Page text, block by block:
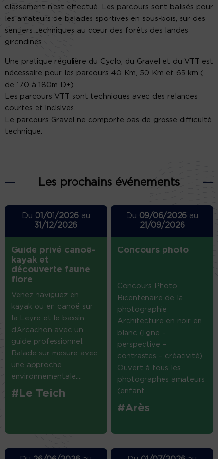
classement n’est effectué. Les parcours sont balisés pour
les amateurs de balades sportives en sous-bois, sur des
sentiers techniques au cœur des forêts des landes
girondines.
Une pratique régulière du Cyclo, du Gravel et du VTT est
nécessaire pour les parcours 40 Km, 50 Km et 65 km (
de 170 à 180m D+).
Les parcours VTT sont techniques avec des relances
courtes et incisives.
Le parcours Gravel ne comporte pas de grosse difficulté
technique.
Les prochains événements
Du 01/01/2026au
31/12/2026
Guide privé canoë-
kayak et
découverte faune
flore
Venez naviguez en
kayak ou en canoë sur
la Leyre et le bassin
d’Arcachon avec un
guide professionnel.
Balade sur mesure avec
une approche
environnementale....
#Le Teich
Du 09/06/2026 au
21/09/2026
Concours photo
Concours Photo
Bicentenaire de la
photographie
Architecture en noir en
blanc (ligne –
perspective –
contrastes – créativité)
Ouvert à tous les
photographes amateurs
(enfant...
#Arès